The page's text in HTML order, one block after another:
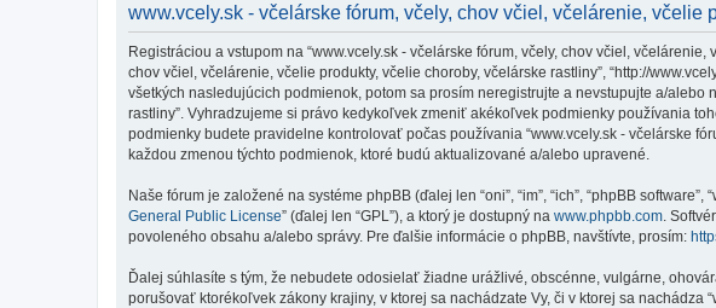
www.vcely.sk - včelárske fórum, včely, chov včiel, včelárenie,
Registráciou a vstupom na “www.vcely.sk - včelárske fórum, včely, chov včiel, včelárenie,
chov včiel, včelárenie, včelie produkty, včelie choroby, včelárske rastliny”, “http://
všetkých nasledujúcich podmienok, potom sa prosím neregistrujte a nevstupujte a/alebo
rastliny”. Vyhradzujeme si právo kedykoľvek zmeniť akékoľvek podmienky používania
podmienky budete pravidelne kontrolovať počas používania “www.vcely.sk - včelárske
každou zmenou týchto podmienok, ktoré budú aktualizované a/alebo upravené.
Naše fórum je založené na systéme phpBB (ďalej len “oni”, “im”, “ich”, “phpBB
General Public License” (ďalej len “GPL”), a ktorý je dostupný na www.phpbb.com .
povoleného obsahu a/alebo správy. Pre ďalšie informácie o phpBB, navštívte, prosím:
Ďalej súhlasíte s tým, že nebudete odosielať žiadne urážlivé, obscénne, vulgárne,
porušovať ktorékoľvek zákony krajiny, v ktorej sa nachádzate Vy, či v ktorej sa nachádza